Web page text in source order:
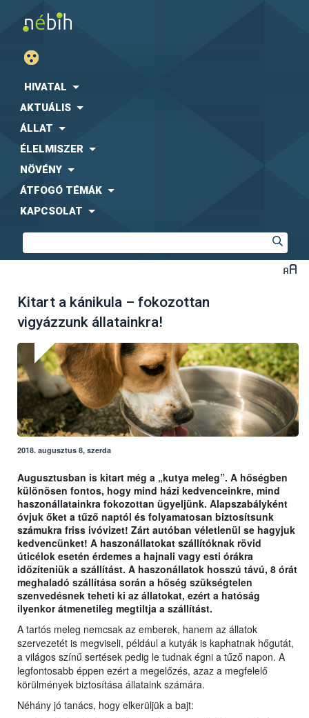
HIVATAL
AKTUÁLIS
ÁLLAT
ÉLELMISZER
NÖVÉNY
ÁTFOGÓ TÉMÁK
KAPCSOLAT
Kitart a kánikula – fokozottan
vigyázzunk állatainkra!
2018. augusztus 8, szerda
Augusztusban is kitart még a „kutya meleg”. A hőségben
különösen fontos, hogy mind házi kedvenceinkre, mind
haszonállatainkra fokozottan ügyeljünk. Alapszabályként
óvjuk őket a tűző naptól és folyamatosan biztosítsunk
számukra friss ivóvizet! Zárt autóban véletlenül se hagyjuk
kedvencünket! A haszonállatokat szállítóknak rövid
úticélok esetén érdemes a hajnali vagy esti órákra
időzíteniük a szállítást. A haszonállatok hosszú távú, 8 órát
meghaladó szállítása során a hőség szükségtelen
szenvedésnek teheti ki az állatokat, ezért a hatóság
ilyenkor átmenetileg megtiltja a szállítást.
A tartós meleg nemcsak az emberek, hanem az állatok
szervezetét is megviseli, például a kutyák is kaphatnak hőgutát,
a világos színű sertések pedig le tudnak égni a tűző napon. A
legfontosabb éppen ezért a megelőzés, azaz a megfelelő
körülmények biztosítása állataink számára.
Néhány jó tanács, hogy elkerüljük a bajt: